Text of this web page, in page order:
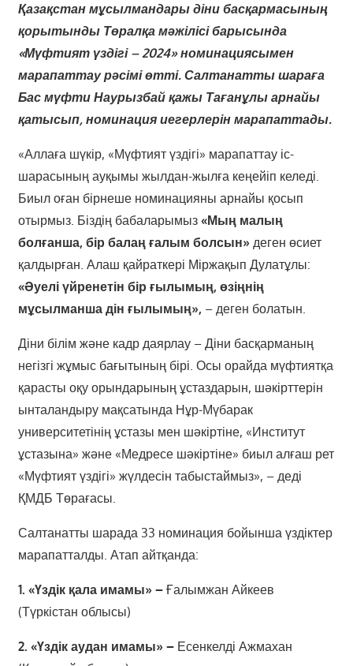
Қазақстан мұсылмандары діни басқармасының
қорытынды Төралқа мәжілісі барысында
«Мүфтият үздігі – 2024» номинациясымен
марапаттау рәсімі өтті. Салтанатты шараға
Бас мүфти Наурызбай қажы Тағанұлы арнайы
қатысып, номинация иегерлерін марапаттады.
«Аллаға шүкір, «Мүфтият үздігі» марапаттау іс-
шарасының ауқымы жылдан-жылға кеңейіп келеді.
Биыл оған бірнеше номинацияны арнайы қосып
отырмыз. Біздің бабаларымыз «Мың малың
болғанша, бір балаң ғалым болсын»деген өсиет
қалдырған. Алаш қайраткері Міржақып Дулатұлы:
«Әуелі үйренетін бір ғылымың, өзіңнің
мұсылманша дін ғылымың», – деген болатын.
Діни білім және кадр даярлау – Діни басқарманың
негізгі жұмыс бағытының бірі. Осы орайда мүфтиятқа
қарасты оқу орындарының ұстаздарын, шәкірттерін
ынталандыру мақсатында Нұр-Мүбарак
университетінің ұстазы мен шәкіртіне, «Институт
ұстазына» және «Медресе шәкіртіне» биыл алғаш рет
«Мүфтият үздігі» жүлдесін табыстаймыз», – деді
ҚМДБ Төрағасы.
Салтанатты шарада 33 номинация бойынша үздіктер
марапатталды. Атап айтқанда:
1. «Үздік қала имамы» –Ғалымжан Айкеев
(Түркістан облысы)
2. «Үздік аудан имамы» – Есенкелді Ажмахан